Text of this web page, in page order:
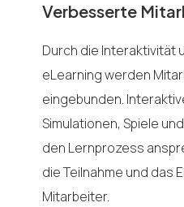
Verbesserte
Durch die Interaktivität
eLearning werden
eingebunden.
Simulationen, Spiele
den Lernprozess
die Teilnahme und das
Mitarbeiter.